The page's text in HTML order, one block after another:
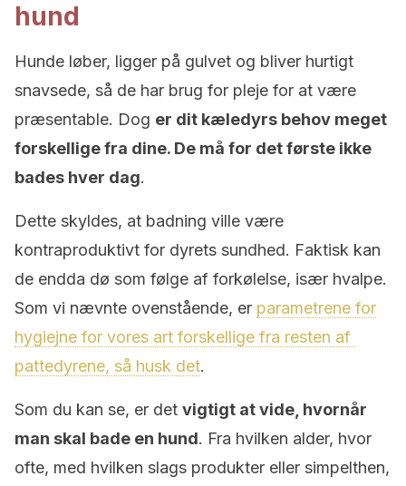
hund
Hunde løber, ligger på gulvet og bliver hurtigt
snavsede, så de har brug for pleje for at være
præsentable. Dog er dit kæledyrs behov meget
forskellige fra dine. De må for det første ikke
bades hver dag.
Dette skyldes, at badning ville være
kontraproduktivt for dyrets sundhed. Faktisk kan
de endda dø som følge af forkølelse, især hvalpe.
Som vi nævnte ovenstående, er parametrene for
hygiejne for vores art forskellige fra resten af ​​
pattedyrene, så husk det.
Som du kan se, er det vigtigt at vide, hvornår
man skal bade en hund. Fra hvilken alder, hvor
ofte, med hvilken slags produkter eller simpelthen,